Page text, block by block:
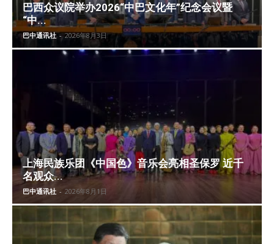
巴西众议院举办2026“中巴文化年”纪念会议暨
“中...
巴中通讯社 - 2026年8月3日
上海民族乐团《中国色》音乐会亮相圣保罗 近千
名观众...
巴中通讯社 - 2026年8月1日